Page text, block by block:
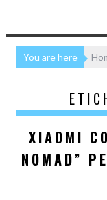
You are here
XIAOMI
NOMAD”